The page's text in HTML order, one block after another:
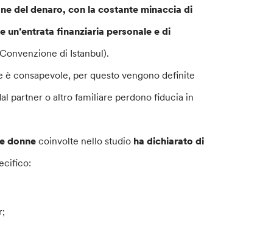
del denaro, con la costante minaccia di
un’entrata finanziaria personale e di
di Istanbul).
consapevole, per questo vengono definite
partner o altro familiare perdono fiducia in
donne coinvolte nello studio ha dichiarato di